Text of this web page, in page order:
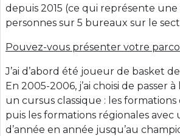
depuis 2015 (ce qui représente
personnes sur 5 bureaux sur le
Pouvez-vous présenter votre
J’ai d’abord été joueur de basket
En 2005-2006, j’ai choisi de passer
un cursus classique : les
puis les formations régionales avec
d’année en année jusqu’au